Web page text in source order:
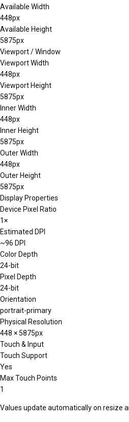
Available Width
448px
Available Height
5875px
Viewport / Window
Viewport Width
448px
Viewport Height
5875px
Inner Width
448px
Inner Height
5875px
Outer Width
448px
Outer Height
5875px
Display Properties
Device Pixel Ratio
1×
Estimated DPI
~96 DPI
Color Depth
24-bit
Pixel Depth
24-bit
Orientation
portrait-primary
Physical Resolution
448 × 5875px
Touch & Input
Touch Support
Yes
Max Touch Points
1
Values update automatically on resize